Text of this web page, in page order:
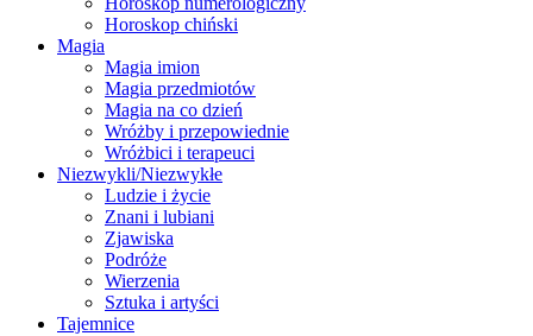
Horoskop chiński
Magia
Magia imion
Magia przedmiotów
Magia na co dzień
Wróżby i przepowiednie
Wróżbici i terapeuci
Niezwykli/Niezwykłe
Ludzie i życie
Znani i lubiani
Zjawiska
Podróże
Wierzenia
Sztuka i artyści
Tajemnice